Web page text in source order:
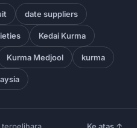
date suppliers
Kedai Kurma
Kurma Medjool kurma
Ke atas ↑